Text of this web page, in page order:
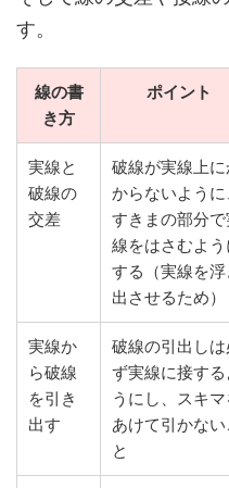
す。
線の書
き方
ポイント
実線と
破線の
交差
破線が実線上
からないように
すきまの部分で
線をはさむよう
する（実線を浮
出させるため）
実線か
ら破線
を引き
出す
破線の引出し
ず実線に接する
うにし、スキマ
あけて引かない
と